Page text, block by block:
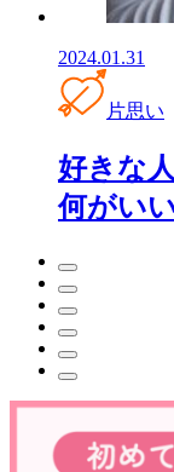
2024.01.31
片思い
好きな
何がい